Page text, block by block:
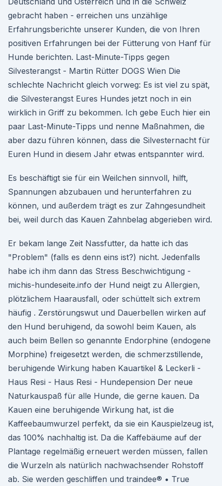
gebracht haben - erreichen uns unzählige
Erfahrungsberichte unserer Kunden, die von Ihren
positiven Erfahrungen bei der Fütterung von Hanf für
Hunde berichten. Last-Minute-Tipps gegen
Silvesterangst - Martin Rütter DOGS Wien Die
schlechte Nachricht gleich vorweg: Es ist viel zu spät,
die Silvesterangst Eures Hundes jetzt noch in ein
wirklich in Griff zu bekommen. Ich gebe Euch hier ein
paar Last-Minute-Tipps und nenne Maßnahmen, die
aber dazu führen können, dass die Silvesternacht für
Euren Hund in diesem Jahr etwas entspannter wird.
Es beschäftigt sie für ein Weilchen sinnvoll, hilft,
Spannungen abzubauen und herunterfahren zu
können, und außerdem trägt es zur Zahngesundheit
bei, weil durch das Kauen Zahnbelag abgerieben wird.
Er bekam lange Zeit Nassfutter, da hatte ich das
"Problem" (falls es denn eins ist?) nicht. Jedenfalls
habe ich ihm dann das Stress Beschwichtigung -
michis-hundeseite.info der Hund neigt zu Allergien,
plötzlichem Haarausfall, oder schüttelt sich extrem
häufig . Zerstörungswut und Dauerbellen wirken auf
den Hund beruhigend, da sowohl beim Kauen, als
auch beim Bellen so genannte Endorphine (endogene
Morphine) freigesetzt werden, die schmerzstillende,
beruhigende Wirkung haben Kauartikel & Leckerli -
Haus Resi - Haus Resi - Hundepension Der neue
Naturkauspaß für alle Hunde, die gerne kauen. Da
Kauen eine beruhigende Wirkung hat, ist die
Kaffeebaumwurzel perfekt, da sie ein Kauspielzeug ist,
das 100% nachhaltig ist. Da die Kaffebäume auf der
Plantage regelmäßig erneuert werden müssen, fallen
die Wurzeln als natürlich nachwachsender Rohstoff
ab. Sie werden geschliffen und traindee® • True